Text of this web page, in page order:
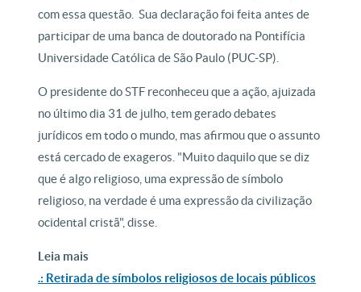
com essa questão. Sua declaração foi feita antes de
participar de uma banca de doutorado na Pontifícia
Universidade Católica de São Paulo (PUC-SP).
O presidente do STF reconheceu que a ação, ajuizada
no último dia 31 de julho, tem gerado debates
jurídicos em todo o mundo, mas afirmou que o assunto
está cercado de exageros. "Muito daquilo que se diz
que é algo religioso, uma expressão de símbolo
religioso, na verdade é uma expressão da civilização
ocidental cristã", disse.
Leia mais
.: Retirada de símbolos religiosos de locais públicos